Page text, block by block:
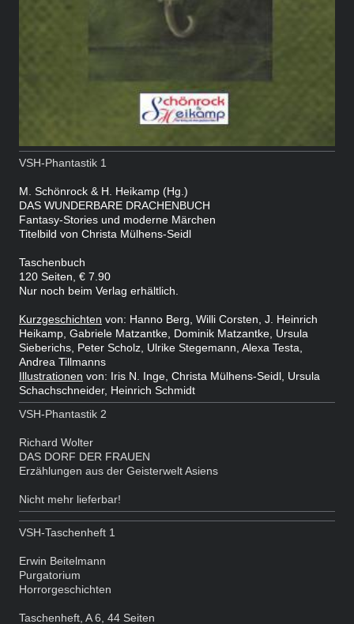
VSH-Phantastik 1
M. Schönrock & H. Heikamp (Hg.)
DAS WUNDERBARE DRACHENBUCH
Fantasy-Stories und moderne Märchen
Titelbild von Christa Mülhens-Seidl
Taschenbuch
120 Seiten, € 7.90
Nur noch beim Verlag erhältlich.
Kurzgeschichten von: Hanno Berg, Willi Corsten, J. Heinrich
Heikamp, Gabriele Matzantke, Dominik Matzantke, Ursula
Sieberichs, Peter Scholz, Ulrike Stegemann, Alexa Testa,
Andrea Tillmanns
Illustrationen von: Iris N. Inge, Christa Mülhens-Seidl, Ursula
Schachschneider, Heinrich Schmidt
VSH-Phantastik 2
Richard Wolter
DAS DORF DER FRAUEN
Erzählungen aus der Geisterwelt Asiens
Nicht mehr lieferbar!
VSH-Taschenheft 1
Erwin Beitelmann
Purgatorium
Horrorgeschichten
Taschenheft, A 6, 44 Seiten